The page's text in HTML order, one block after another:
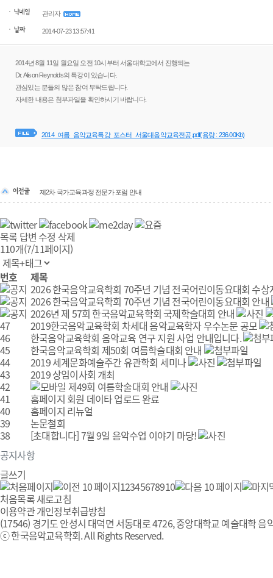
관리자
2014-07-23 13:57:41
2014년 8월 11일 월요일 오전 10시부터 서울대학교에서 진행되는
Dr. Alison Reynolds의 특강이 있습니다.
관심있는 분들의 많은 참여 부탁드립니다.
자세한 내용은 첨부파일을 확인하시기 바랍니다.
2014_여름_음악교육특강_포스터_서울대음악교육전공.pdf(용량 : 236.00Kb)
제2차 국가교육과정 전문가 포럼 안내
목록 답변 수정 삭제
110개(7/11페이지)
공지사항
번호
제목
2026 한국음악교육학회 70주년 기념 전국어린이동요대회 수상
2026 한국음악교육학회 70주년 기념 전국어린이동요대회 안내
2026년 제 57회 한국음악교육학회 국제학술대회 안내
47
2019한국음악교육학회 차세대 음악교육학자 우수논문 공모
46
한국음악교육학회 음악교육 연구 지원 사업 안내입니다.
45
한국음악교육학회 제50회 여름학술대회 안내
44
2019 세계문화예술주간 유관학회 세미나
43
2019 상임이사회 개최
42
제49회 여름학술대회 안내
41
홈페이지 회원 데이타 업로드 완료
40
홈페이지 리뉴얼
39
논문철회
38
[초대합니다] 7월 9일 음악수업 이야기 마당!
글쓰기
12345678910
처음목록새로고침
이용약관개인정보취급방침
(17546) 경기도 안성시 대덕면 서동대로 4726, 중앙대학교 예술대학 음
ⓒ 한국음악교육학회. All Rights Reserved.